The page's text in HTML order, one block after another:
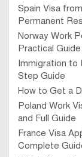
Spain Visa
Permanent
Norway Work
Practical Guide
Immigration to
Step Guide
How to Get a
Poland Work
and Full Guide
France Visa
Complete